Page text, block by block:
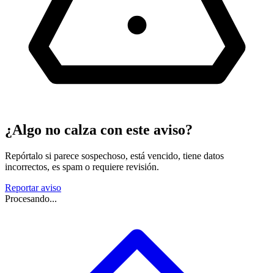
¿Algo no calza con este aviso?
Repórtalo si parece sospechoso, está vencido, tiene datos
incorrectos, es spam o requiere revisión.
Reportar aviso
Procesando...